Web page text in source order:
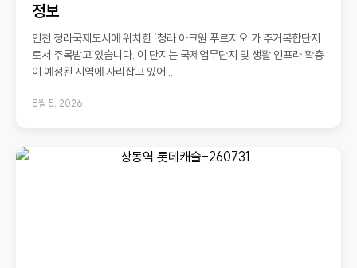
정보
인천 청라국제도시에 위치한 ‘청라 아크원 푸르지오’가 주거복합단지
로서 주목받고 있습니다. 이 단지는 국제업무단지 및 생활 인프라 확충
이 예정된 지역에 자리잡고 있어...
8월 5, 2026